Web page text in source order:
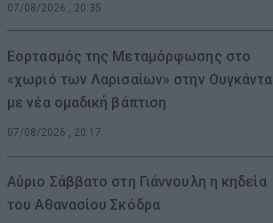
07/08/2026 , 20:35
Εορτασμός της Μεταμόρφωσης στο
«χωριό των Λαρισαίων» στην Ουγκάντα
με νέα ομαδική βάπτιση
07/08/2026 , 20:17
Αύριο Σάββατο στη Γιάννουλη η κηδεία
του Αθανασίου Σκόδρα